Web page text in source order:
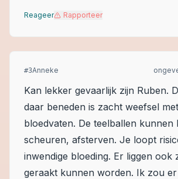
Reageer Rapporteer
#3Anneke
Kan lekker gevaarlijk zijn Ruben.
daar beneden is zacht weefsel
bloedvaten. De teelballen kunnen
scheuren, afsterven. Je loopt
inwendige bloeding. Er liggen ook
geraakt kunnen worden. Ik zou